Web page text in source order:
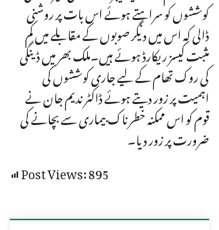
کوششوں کو سراہتے ہوئے اس بات پر روشنی
ڈالی کہ اس میں دیگر صوبوں کے مقابلے میں کم
مثبت کیسز ریکارڈ ہوئے ہیں۔ملک بھر میں ڈینگی
کی روک تھام کے لیے جاری کوششوں کی
اہمیت پر زور دیتے ہوئے ڈاکٹر ندیم جان نے
قوم کو اس ممکنہ خطرناک بیماری سے بچانے کی
ضرورت پر زور دیا۔
Post Views:895